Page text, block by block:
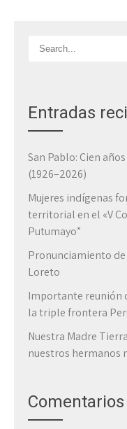
Entradas
San Pablo: Cien
(1926–2026)
Mujeres indígenas
territorial en el «V
Putumayo”
Pronunciamiento
Loreto
Importante reunión
la triple frontera
Nuestra Madre
nuestros hermanos